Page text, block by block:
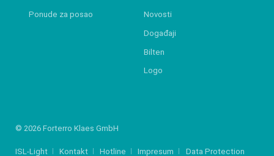
Ponude za posao Novosti
Događaji
Bilten
Logo
© 2026 Forterro Klaes GmbH
ISL-Light Kontakt Hotline Impresum Data Protection